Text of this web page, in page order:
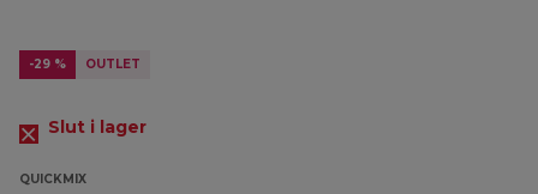
-29 % OUTLET
Slut i lager
QUICKMIX